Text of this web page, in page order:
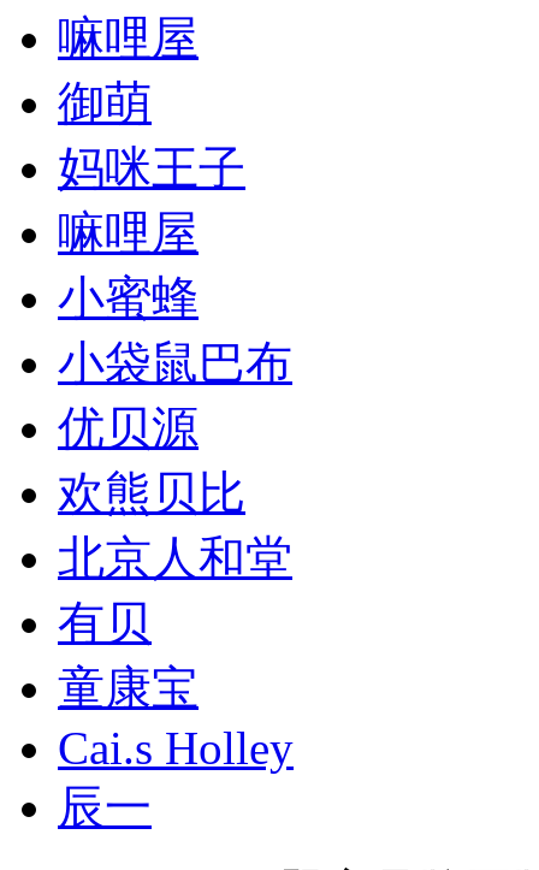
嘛哩屋
御萌
妈咪王子
嘛哩屋
小蜜蜂
小袋鼠巴布
优贝源
欢熊贝比
北京人和堂
有贝
童康宝
Cai.s Holley
辰一